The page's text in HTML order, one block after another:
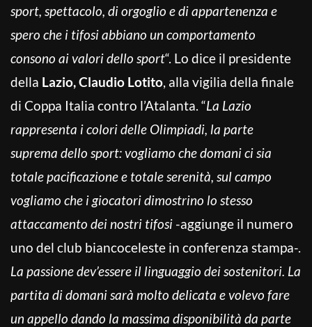
sport, spettacolo, di orgoglio e di appartenenza e
spero che i tifosi abbiano un comportamento
consono ai valori dello sport“. Lo dice il presidente
della Lazio, Claudio Lotito, alla vigilia della finale
di Coppa Italia contro l’Atalanta. “La Lazio
rappresenta i colori delle Olimpiadi, la parte
suprema dello sport: vogliamo che domani ci sia
totale pacificazione e totale serenità, sul campo
vogliamo che i giocatori dimostrino lo stesso
attaccamento dei nostri tifosi -aggiunge il numero
uno del club biancoceleste in conferenza stampa-.
La passione dev’essere il linguaggio dei sostenitori. La
partita di domani sarà molto delicata e volevo fare
un appello dando la massima disponibilità da parte